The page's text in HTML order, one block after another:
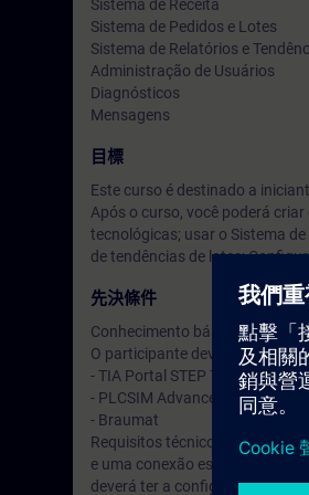
Sistema de Receita
Sistema de Pedidos e Lotes
Sistema de Relatórios e
Administração de Usuários
Diagnósticos
Mensagens
目標
Este curso é destinado a
Após o curso, você poderá
tecnológicas; usar o Sistema
de tendências de lotes;
先決條件
Conhecimento básico no
O participante deverá ter
- TIA Portal STEP 7 Basic/
- PLCSIM Advanced
- Braumat
Requisitos técnicos: Para este
e uma conexão estável à
deverá ter a configuração de